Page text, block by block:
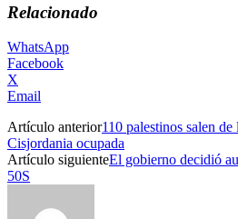
Relacionado
WhatsApp
Facebook
X
Email
Artículo anterior110 palestinos salen
Cisjordania ocupada
Artículo siguienteEl gobierno decidió
50S